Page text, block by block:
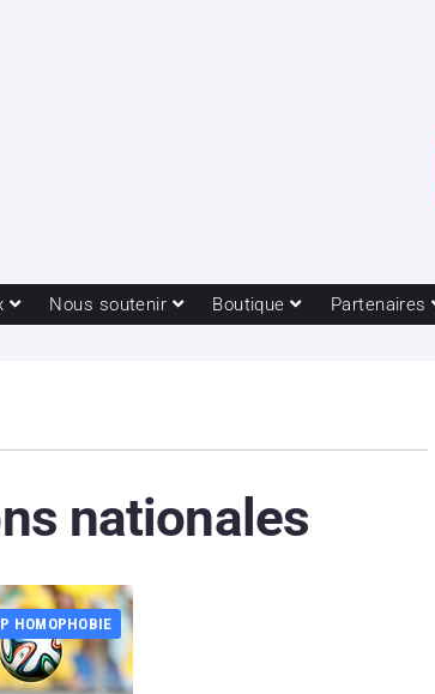
Nous soutenir Boutique Partenaires
nationales
HOMOPHOBIE